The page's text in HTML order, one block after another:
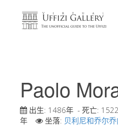
主页
活动 & 展览
游客的评论
联系我们
Paolo
出生: 1486年 - 死亡: 1522
年
坐落: 贝利尼和乔尔